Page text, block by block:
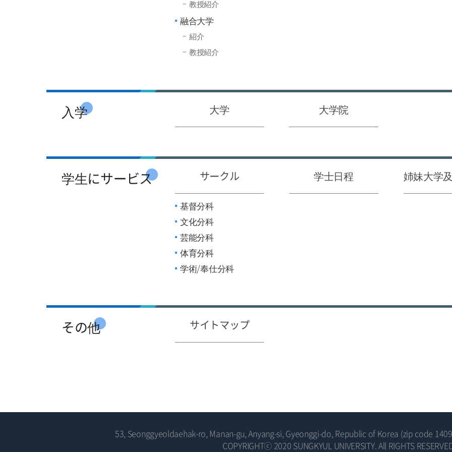
教授紹介
融合大学
紹介
教授紹介
入学 大学 大学院
学生にサービス サークル
基督分科
文化分科
芸能分科
体育分科
学術/奉仕分科
学士日程
その他 サイトマップ
53, Seonggyeoldaehak-ro, Manan-gu, Anyang-si, Gyeonggi-do, Republic of Korea (zip code
COPYRIGHTⓒ 2020 SUNGKYUL UNIVERSITY. All RIGHTS